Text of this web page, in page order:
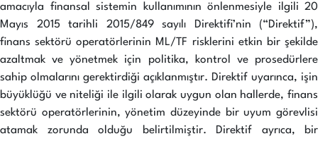
amacıyla finansal sistemin kullanımının önlenmesiyle ilgili 20
Mayıs 2015 tarihli 2015/849 sayılı Direktifi’nin (“Direktif”),
finans sektörü operatörlerinin ML/TF risklerini etkin bir şekilde
azaltmak ve yönetmek için politika, kontrol ve prosedürlere
sahip olmalarını gerektirdiği açıklanmıştır. Direktif uyarınca, işin
büyüklüğü ve niteliği ile ilgili olarak uygun olan hallerde, finans
sektörü operatörlerinin, yönetim düzeyinde bir uyum görevlisi
atamak zorunda olduğu belirtilmiştir. Direktif ayrıca, bir